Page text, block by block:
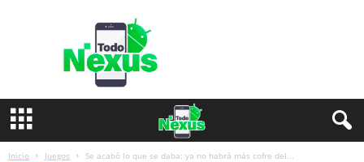
e
Inicio Juegos Se acabó lo que se daba: ya no habrá más cofre del...